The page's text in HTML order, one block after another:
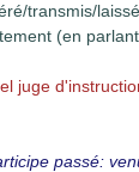
transmis/
(en
juge
passé: